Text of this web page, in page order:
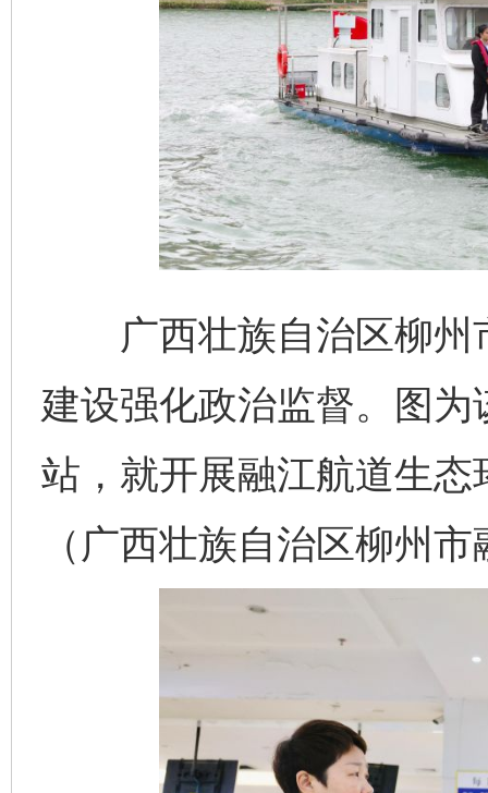
广西壮族自治区柳州
建设强化政治监督。图
站，就开展融江航道生
（广西壮族自治区柳州